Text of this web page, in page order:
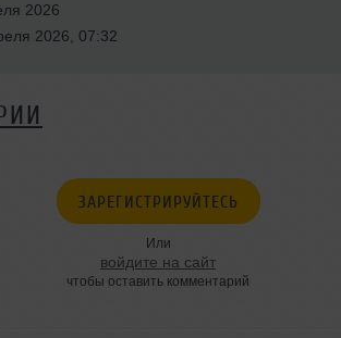
2026
2026, 07:32
ЗАРЕГИСТРИРУЙТЕСЬ
Или
войдите на сайт
чтобы оставить комментарий